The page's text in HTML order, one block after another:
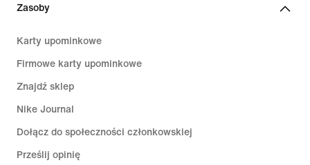
Zasoby
Karty upominkowe
Firmowe karty upominkowe
Znajdź sklep
Nike Journal
Dołącz do społeczności członkowskiej
Prześlij opinię